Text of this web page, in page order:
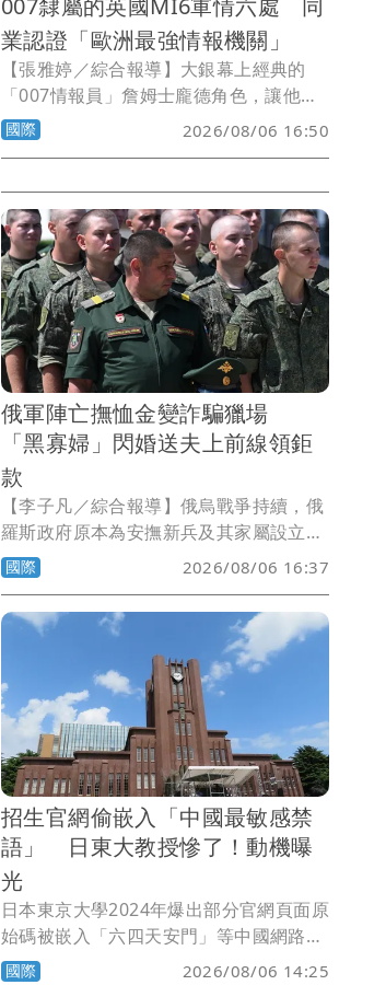
業認證「歐洲最強情報機關」
【張雅婷／綜合報導】大銀幕上經典的
「007情報員」詹姆士龐德角色，讓他隸
屬的英國「軍情六處」（MI6）名滿天
下。根據一項調查，來自歐洲25個國家約
機關之中，MI6整體能力最佳，可謂歐洲
最強大的對外情報機關。
國際 2026/08/06 16:50
俄軍陣亡撫恤金變詐騙獵場
「黑寡婦」閃婚送夫上前線領鉅
款
【李子凡／綜合報導】俄烏戰爭持續，俄
羅斯政府原本為安撫新兵及其家屬設立的
陣亡撫恤制度，如今卻被不法分子盯上。
美國CNN報導，俄國近年接連爆出所謂
「黑寡婦」騙局，部分女性專門鎖定孤
兒、無親屬或處境弱勢的男性，迅速結婚
後將丈夫送上前線，一旦對方陣亡，便以
法定最近親屬身分領取高額補償。
國際 2026/08/06 16:37
招生官網偷嵌入「中國最敏感禁
語」 日東大教授慘了！動機曝
光
日本東京大學2024年爆出部分官網頁面原
始碼被嵌入「六四天安門」等中國網路敏
感關鍵字，疑似利用中國網路審查機制，
國際 2026/08/06 14:25